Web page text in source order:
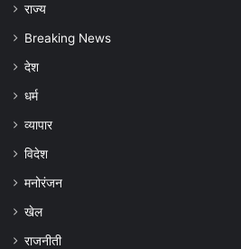
राज्य
Breaking News
देश
धर्म
व्यापार
विदेश
मनोरंजन
खेल
राजनीती